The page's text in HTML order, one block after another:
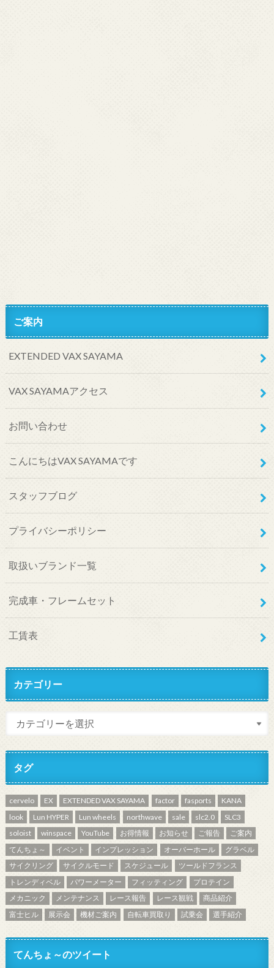
ご案内
EXTENDED VAX SAYAMA
VAX SAYAMAアクセス
お問い合わせ
こんにちはVAX SAYAMAです
スタッフブログ
プライバシーポリシー
取扱いブランド一覧
完成車・フレームセット
工賃表
カテゴリー
タグ
cervelo EX EXTENDED VAX SAYAMA factor fasports
KANA
look
Lun HYPER Lun wheels northwave sale slc2.0
SLC3
soloist
winspace YouTube お得情報 お知らせ ご報告
ご案内
てんちょ～
イベント インプレッション オーバーホール
グラベル
サイクリング
サイクルモード スケジュール
ツールドフランス
トレンディベル
パワーメーター フィッティング
プロテイン
メカニック
メンテナンス レース報告 レース観戦
商品紹介
富士ヒル
展示会 機材ご案内 自転車買取り 試乗会 選手紹介
てんちょ～のツイート